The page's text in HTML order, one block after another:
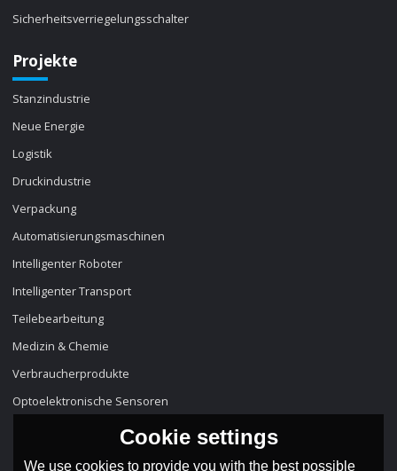
Sicherheitsverriegelungsschalter
Projekte
Stanzindustrie
Neue Energie
Logistik
Druckindustrie
Verpackung
Automatisierungsmaschinen
Intelligenter Roboter
Intelligenter Transport
Teilebearbeitung
Medizin & Chemie
Verbraucherprodukte
Optoelektronische Sensoren
Cookie settings
We use cookies to provide you with the best possible